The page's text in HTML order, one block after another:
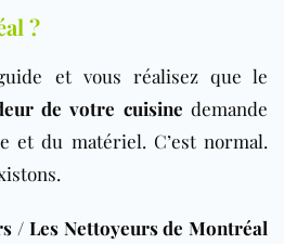
?
et vous réalisez que le
de votre cuisine demande
et du matériel. C’est normal.
/ Les Nettoyeurs de Montréal